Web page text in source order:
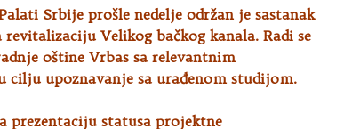
Srbije prošle nedelje održan je sastanak
revitalizaciju Velikog bačkog kanala. Radi se
oštine Vrbas sa relevantnim
cilju upoznavanje sa urađenom studijom.
prezentaciju statusa projektne